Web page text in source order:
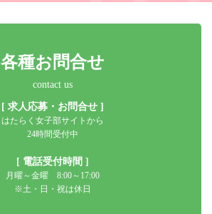
各種お問合せ
contact us
[ 求人応募・お問合せ ]
はたらく女子部サイトから
24時間受付中
[ 電話受付時間 ]
月曜～金曜 8:00～17:00
※土・日・祝は休日